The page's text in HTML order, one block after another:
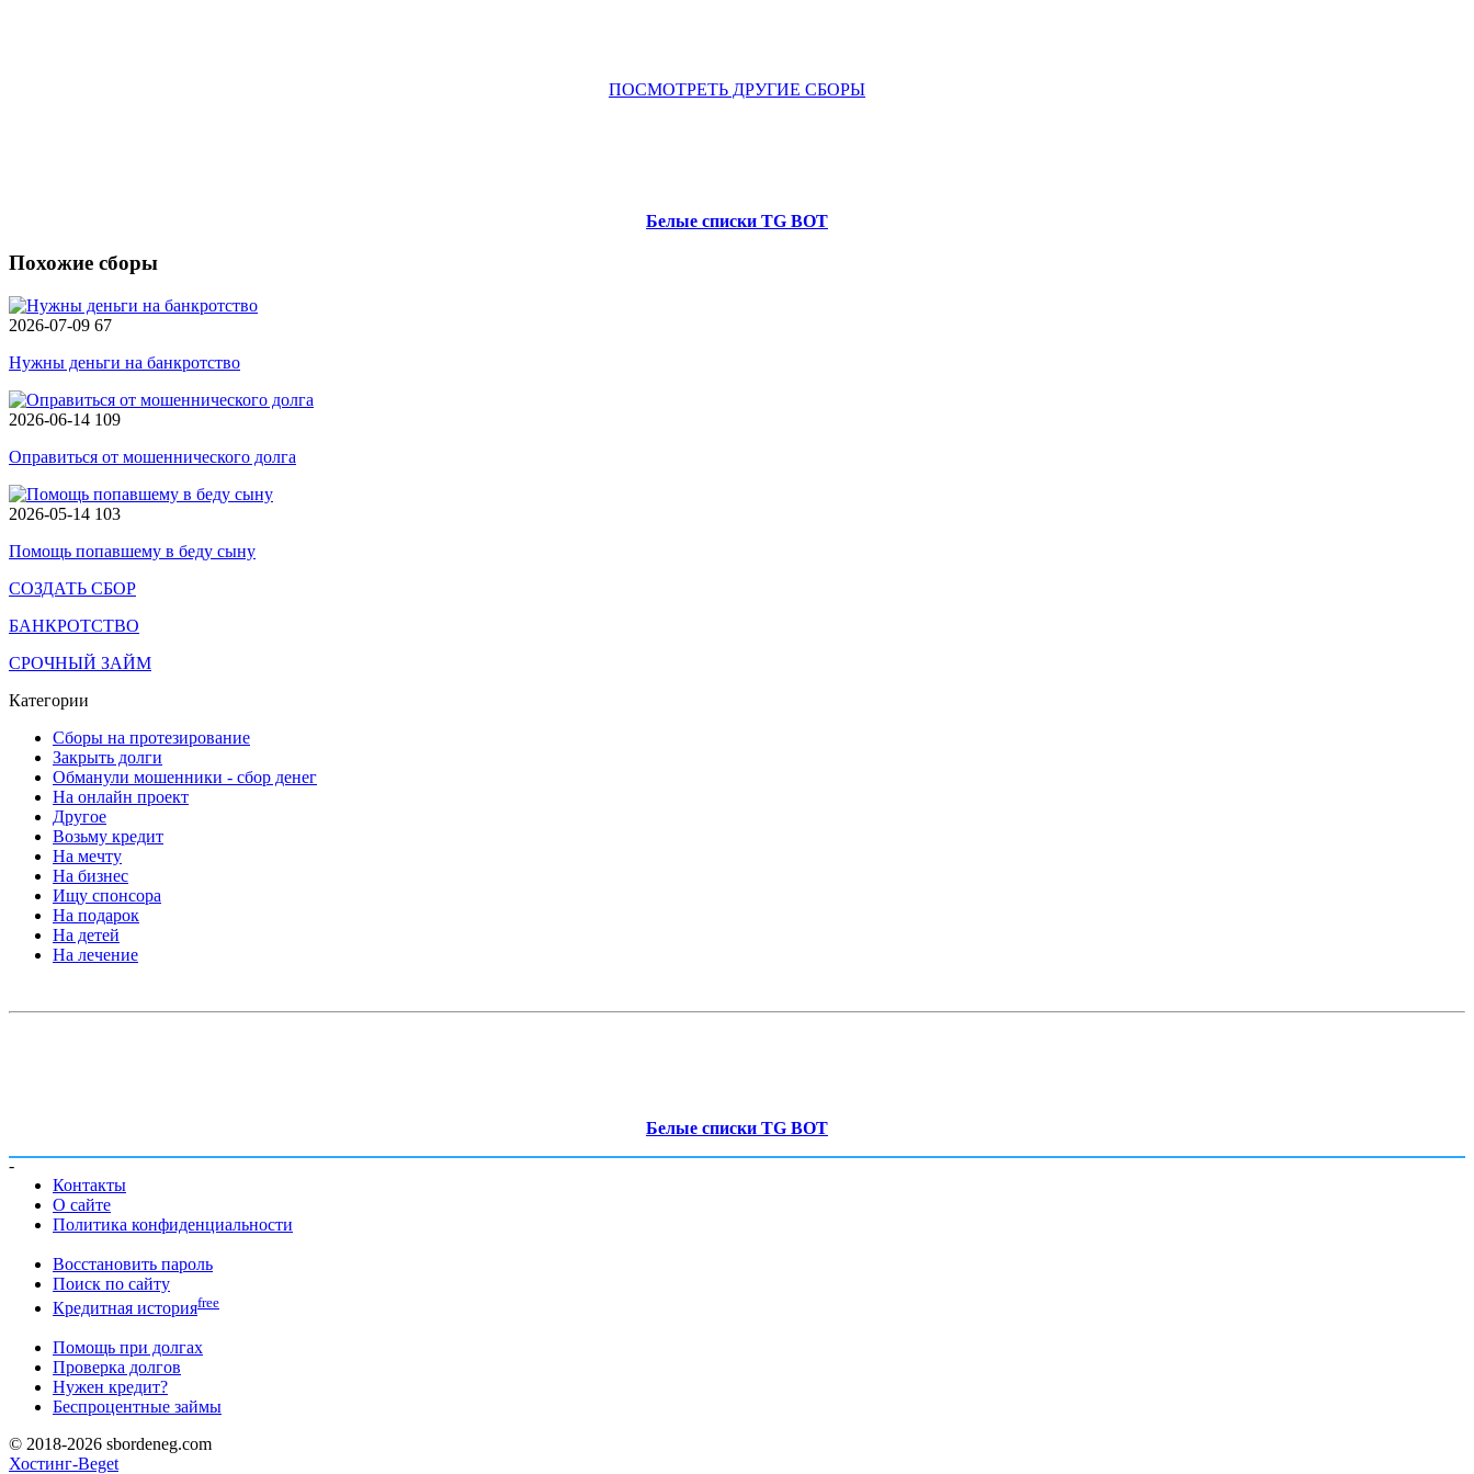
ПОСМОТРЕТЬ ДРУГИЕ СБОРЫ
Белые списки TG BOT
Похожие сборы
2026-07-09 67
Нужны деньги на банкротство
2026-06-14 109
Оправиться от мошеннического долга
2026-05-14 103
Помощь попавшему в беду сыну
СОЗДАТЬ СБОР
БАНКРОТСТВО
СРОЧНЫЙ ЗАЙМ
Категории
Сборы на протезирование
Закрыть долги
Обманули мошенники - сбор денег
На онлайн проект
Другое
Возьму кредит
На мечту
На бизнес
Ищу спонсора
На подарок
На детей
На лечение
Белые списки TG BOT
-
Контакты
О сайте
Политика конфиденциальности
Восстановить пароль
Поиск по сайту
Кредитная историяfree
Помощь при долгах
Проверка долгов
Нужен кредит?
Беспроцентные займы
© 2018-2026 sbordeneg.com
Хостинг-Beget